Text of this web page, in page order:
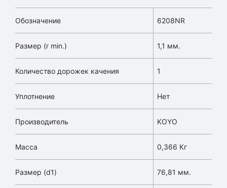
Обозначение 6208NR
Размер (r min.) 1,1 мм.
Количество дорожек качения 1
Уплотнение Нет
Производитель KOYO
Масса 0,366 Кг
Размер (d1) 76,81 мм.